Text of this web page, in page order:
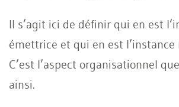
Il s’agit ici de définir qui en est
émettrice et qui en est l’instance
C’est l’aspect organisationnel
ainsi.